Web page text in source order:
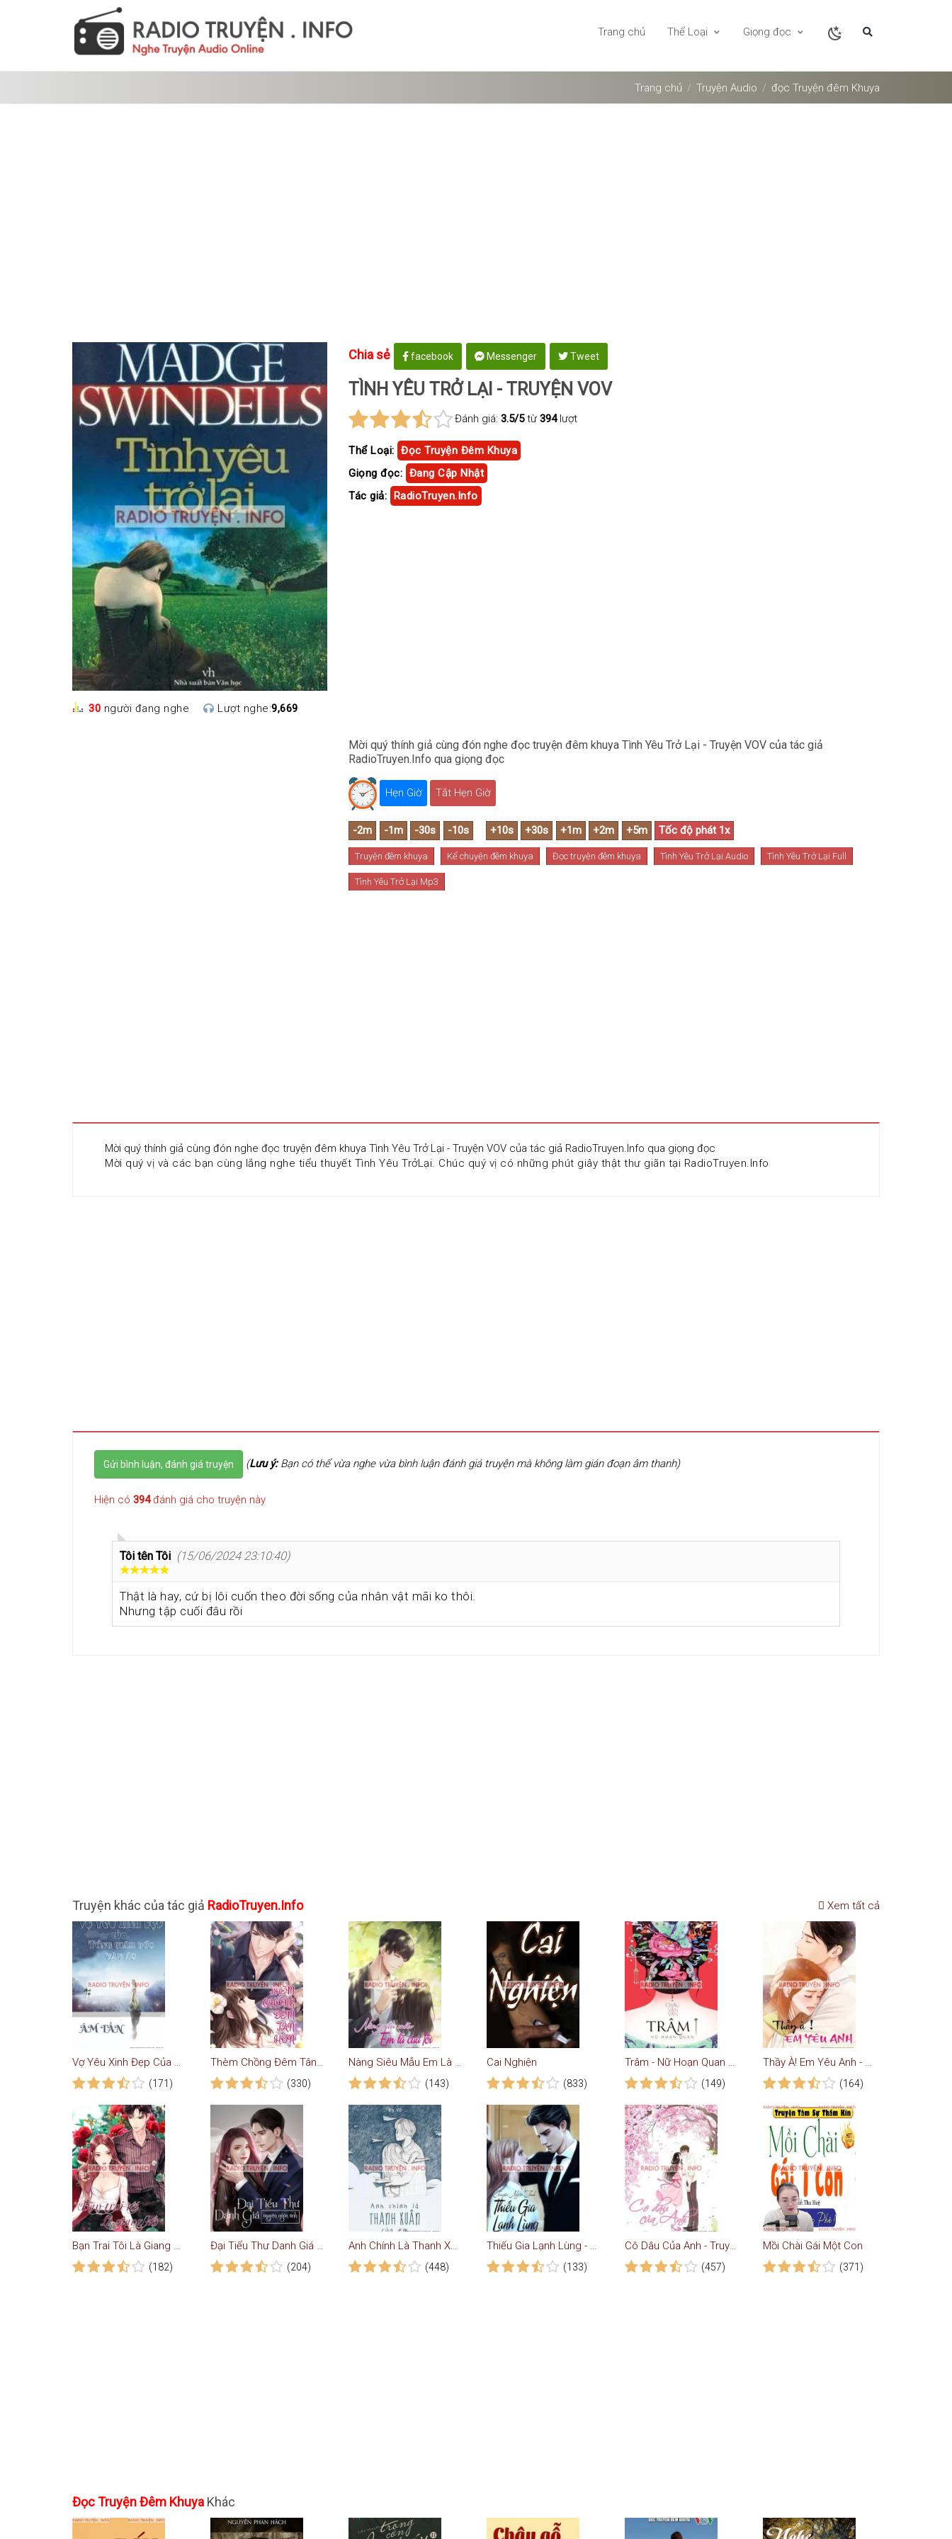
Trang chủ Thể Loại Giọng đọc
Trang chủ Truyện Audio đọc Truyện đêm Khuya
30 người đang nghe Lượt nghe:9,669
Chia sẻ facebook Messenger Tweet
TÌNH YÊU TRỞ LẠI - TRUYỆN VOV
Đánh giá: 3.5/5từ 394lượt
Thể Loại: Đọc Truyện Đêm Khuya
Giọng đọc: Đang Cập Nhật
Tác giả: RadioTruyen.Info
Mời quý thính giả cùng đón nghe đọc truyện đêm khuya Tình Yêu Trở Lại - Truyện VOV của tác giả
RadioTruyen.Info qua giọng đọc
Hẹn Giờ Tắt Hẹn Giờ
Truyện đêm khuya Kể chuyện đêm khuya Đọc truyện đêm khuya Tình Yêu Trở Lại Audio Tình Yêu Trở Lại Full
Tình Yêu Trở Lại Mp3
Mời quý thính giả cùng đón nghe đọc truyện đêm khuya Tình Yêu Trở Lại - Truyện VOV của tác giả RadioTruyen.Info qua giọng đọc
Mời quý vị và các bạn cùng lắng nghe tiểu thuyết Tình Yêu TrởLại. Chúc quý vị có những phút giây thật thư giãn tại RadioTruyen.Info
Gửi bình luận, đánh giá truyện (Lưu ý:Bạn có thể vừa nghe vừa bình luận đánh giá truyện mà không làm gián đoạn âm thanh)
Hiện có 394đánh giá cho truyện này
Tôi tên Tôi (15/06/2024 23:10:40)
Thật là hay, cứ bị lôi cuốn theo đời sống của nhân vật mãi ko thôi.
Nhưng tập cuối đâu rồi
Truyện khác của tác giả RadioTruyen.Info Xem tất cả
Vợ Yêu Xinh Đẹp Của Tổng Giám Đốc Tàn Ác
(171)
Thèm Chồng Đêm Tân Hôn
(330)
Nàng Siêu Mẫu Em Là Của Tôi
(143)
Cai Nghiện
(833)
Trâm - Nữ Hoạn Quan truyện ngôn tình trinh thám
(149)
Thầy À! Em Yêu Anh - Truyện Ngôn Tình
(164)
Bạn Trai Tôi Là Giang Hồ - Truyện Ngôn Tình
(182)
Đại Tiểu Thư Danh Giá - Truyện Ngôn Tình
(204)
Anh Chính Là Thanh Xuân Của Em
(448)
Thiếu Gia Lạnh Lùng - Truyện Ngôn Tình
(133)
Cô Dâu Của Anh - Truyện Ngôn Tình
(457)
Mồi Chài Gái Một Con
(371)
Đọc Truyện Đêm Khuya Khác